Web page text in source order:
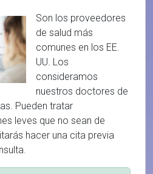
Son los proveedores
de salud más
comunes en los EE.
UU. Los
consideramos
nuestros doctores de
Pueden tratar
leves que no sean de
hacer una cita previa